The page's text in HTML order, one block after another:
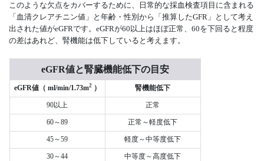
このような欠点をカバーするために、日常的な採血検査項目に含まれる
「血清クレアチニン値」と年齢・性別から「推算したGFR」として考え
出された値がeGFRです。eGFRが60以上はほぼ正常、60を下回ると程度
の差はあれど、腎機能は低下していると考えます。
eGFR値と腎臓機能低下の目安
eGFR値（ ml/min/1.73m2） 腎機能低下
90以上 正常
60～89 正常～軽度低下
45～59 軽度～中等度低下
30～44 中等度～高度低下